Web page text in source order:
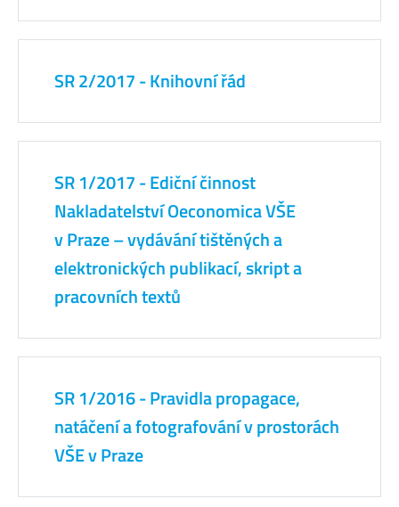
SR 2/2017 - Knihovní řád
SR 1/2017 - Ediční činnost
Nakladatelství Oeconomica VŠE
v Praze – vydávání tištěných a
elektronických publikací, skript a
pracovních textů
SR 1/2016 - Pravidla propagace,
natáčení a fotografování v prostorách
VŠE v Praze